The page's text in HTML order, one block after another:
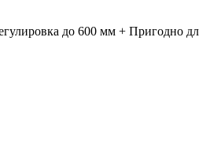
до 600 мм + Пригодно